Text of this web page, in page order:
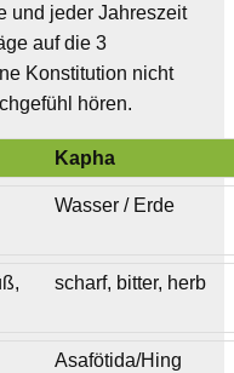
und jeder Jahreszeit
auf die 3
Konstitution nicht
hören.
Kapha
Wasser / Erde
scharf, bitter, herb
Asafötida/Hing